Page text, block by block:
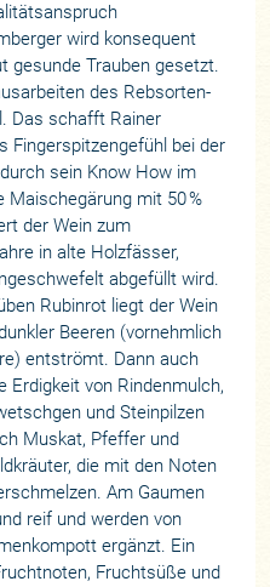
wird konsequent
gesunde Trauben gesetzt.
des Rebsorten-
Das schafft Rainer
Fingerspitzengefühl bei der
sein Know How im
Maischegärung mit 50 %
der Wein zum
in alte Holzfässer,
abgefüllt wird.
Rubinrot liegt der Wein
Beeren (vornehmlich
entströmt. Dann auch
Erdigkeit von Rindenmulch,
und Steinpilzen
Muskat, Pfeffer und
die mit den Noten
Am Gaumen
reif und werden von
ergänzt. Ein
Fruchtsüße und